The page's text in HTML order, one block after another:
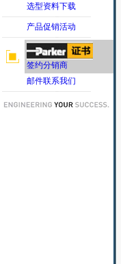
选型资料下载
产品促销活动
签约分销商
邮件联系我们